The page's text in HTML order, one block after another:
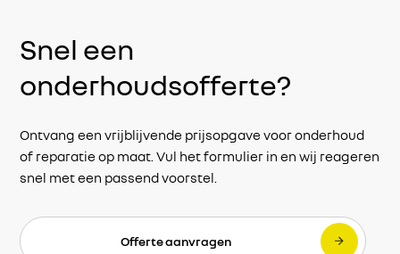
Snel een
onderhoudsofferte?
Ontvang een vrijblijvende prijsopgave voor onderhoud
of reparatie op maat. Vul het formulier in en wij reageren
snel met een passend voorstel.
Offerte aanvragen